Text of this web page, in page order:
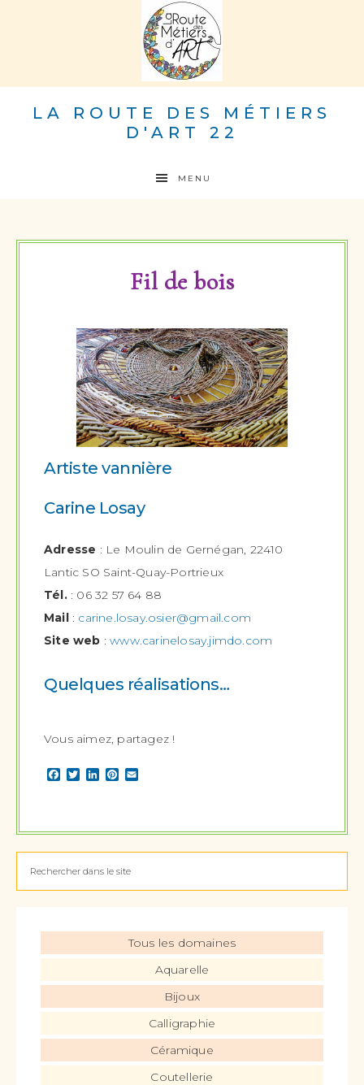
LA ROUTE DES MÉTIERS
D'ART 22
MENU
Fil de bois
Artiste vannière
Carine Losay
Adresse : Le Moulin de Gernégan, 22410
Lantic SO Saint-Quay-Portrieux
Tél.: 06 32 57 64 88
Mail: carine.losay.osier@gmail.com
Site web :www.carinelosay.jimdo.com
Quelques réalisations…
Vous aimez, partagez !
Facebook
TwitterLinkedIn
Pinterest
Tous les domaines
Aquarelle
Bijoux
Calligraphie
Céramique
Coutellerie